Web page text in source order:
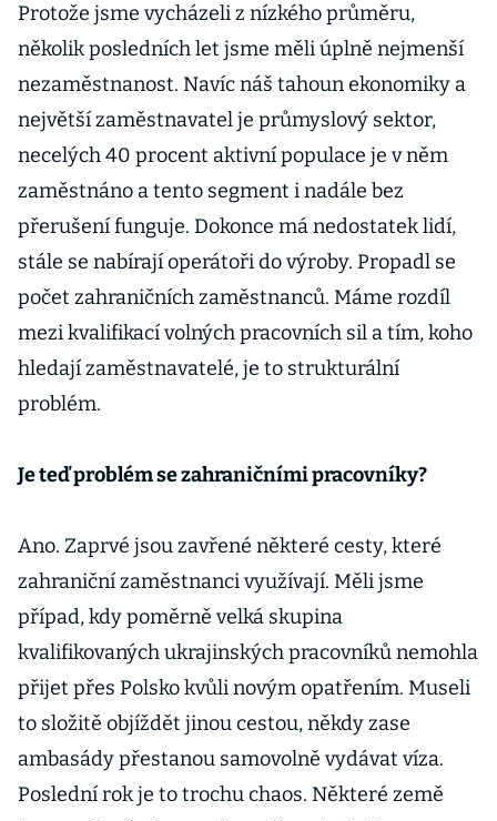
Protože jsme vycházeli z nízkého průměru,
několik posledních let jsme měli úplně nejmenší
nezaměstnanost. Navíc náš tahoun ekonomiky a
největší zaměstnavatel je průmyslový sektor,
necelých 40 procent aktivní populace je v něm
zaměstnáno a tento segment i nadále bez
přerušení funguje. Dokonce má nedostatek lidí,
stále se nabírají operátoři do výroby. Propadl se
počet zahraničních zaměstnanců. Máme rozdíl
mezi kvalifikací volných pracovních sil a tím, koho
hledají zaměstnavatelé, je to strukturální
problém.
Je teď problém se zahraničními pracovníky?
Ano. Zaprvé jsou zavřené některé cesty, které
zahraniční zaměstnanci využívají. Měli jsme
případ, kdy poměrně velká skupina
kvalifikovaných ukrajinských pracovníků nemohla
přijet přes Polsko kvůli novým opatřením. Museli
to složitě objíždět jinou cestou, někdy zase
ambasády přestanou samovolně vydávat víza.
Poslední rok je to trochu chaos. Některé země